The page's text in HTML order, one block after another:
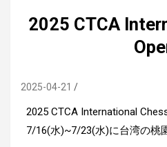
2025 CTCA
2025-04-21
2025 CTCA International
7/16(水)~7/23(水)に台湾の桃